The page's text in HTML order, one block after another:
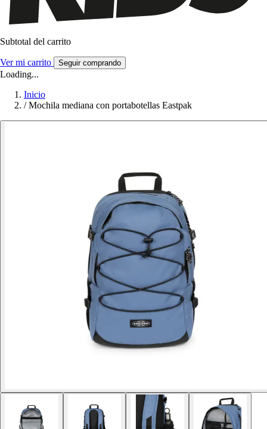
Subtotal del carrito
Ver mi carrito Seguir comprando
Loading...
Inicio
/ Mochila mediana con portabotellas Eastpak